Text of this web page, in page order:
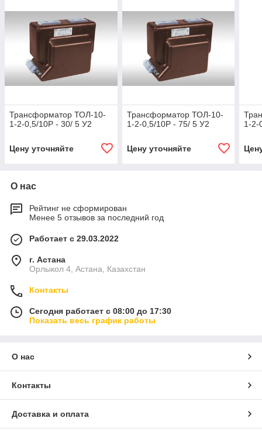
Трансформатор ТОЛ-10-
1-2-0,5/10Р - 30/ 5 У2
Цену уточняйте
Трансформатор ТОЛ-10-
1-2-0,5/10Р - 75/ 5 У2
Цену уточняйте
1-2-
О нас
Рейтинг не сформирован
Менее 5 отзывов за последний год
Работает с 29.03.2022
г. Астана
Орлыкол 4, Астана, Казахстан
Контакты
Сегодня работает с 08:00 до 17:30
Показать весь график работы
О нас
Контакты
Доставка и оплата